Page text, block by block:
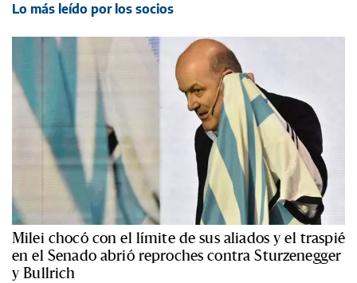
Lo más leído por los socios
Milei chocó con el límite de sus aliados y el traspié
en el Senado abrió reproches contra Sturzenegger
y Bullrich